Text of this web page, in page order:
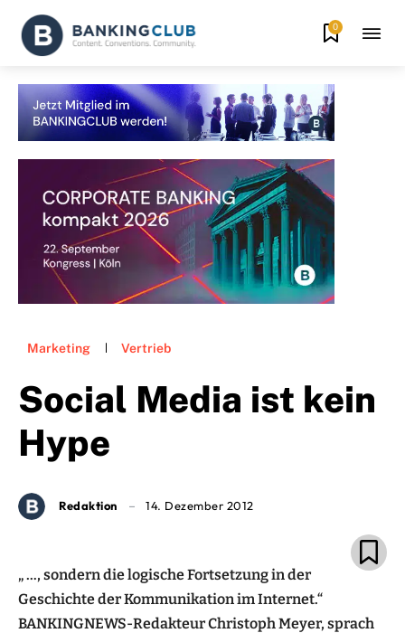
0
Marketing Vertrieb
Social Media ist kein
Hype
Redaktion 14. Dezember 2012
„ …, sondern die logische Fortsetzung in der
Geschichte der Kommunikation im Internet.“
BANKINGNEWS-Redakteur Christoph Meyer, sprach